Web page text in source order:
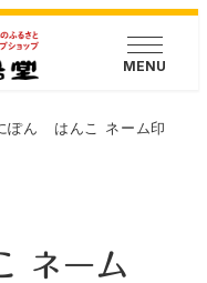
MENU
ぽん はんこ ネーム印
ネーム